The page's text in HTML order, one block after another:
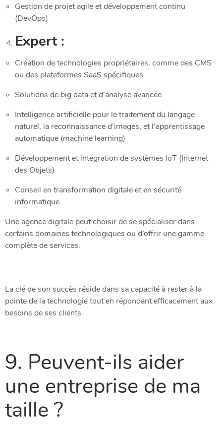
Gestion de projet agile et développement continu
(DevOps)
Expert :
Création de technologies propriétaires, comme des CMS
ou des plateformes SaaS spécifiques
Solutions de big data et d’analyse avancée
Intelligence artificielle pour le traitement du langage
naturel, la reconnaissance d’images, et l’apprentissage
automatique (machine learning)
Développement et intégration de systèmes IoT (Internet
des Objets)
Conseil en transformation digitale et en sécurité
informatique
Une agence digitale peut choisir de se spécialiser dans
certains domaines technologiques ou d’offrir une gamme
complète de services.
La clé de son succès réside dans sa capacité à rester à la
pointe de la technologie tout en répondant efficacement aux
besoins de ses clients.
9. Peuvent-ils aider
une entreprise de ma
taille ?